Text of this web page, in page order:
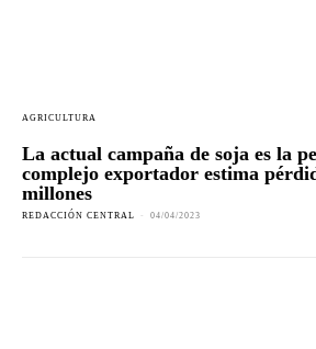
AGRICULTURA
La actual campaña de soja es la
complejo exportador estima
millones
REDACCIÓN CENTRAL - 04/04/2023